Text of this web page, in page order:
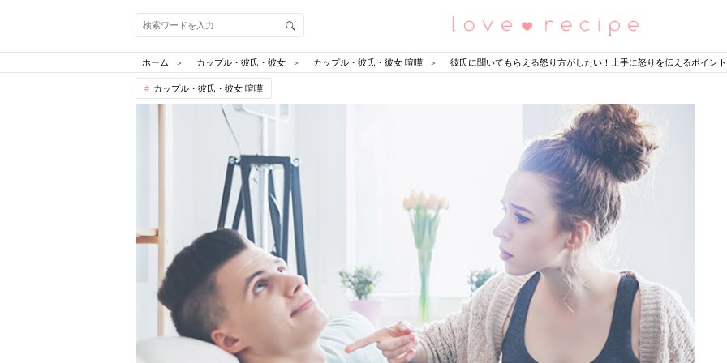
恋愛レシピ
ホーム カップル・彼氏・彼女 カップル・彼氏・彼女 喧嘩 彼氏に聞いてもらえる怒り方がしたい！上手に怒りを伝えるポイン
カップル・彼氏・彼女 喧嘩